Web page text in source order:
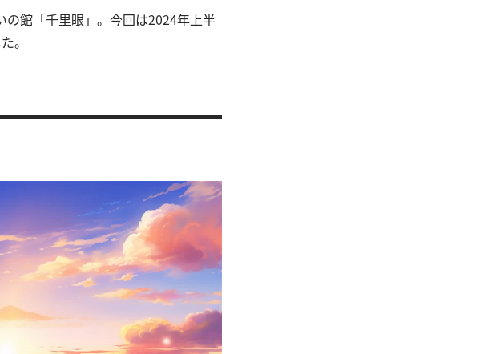
館「千里眼」。今回は2024年上半
。